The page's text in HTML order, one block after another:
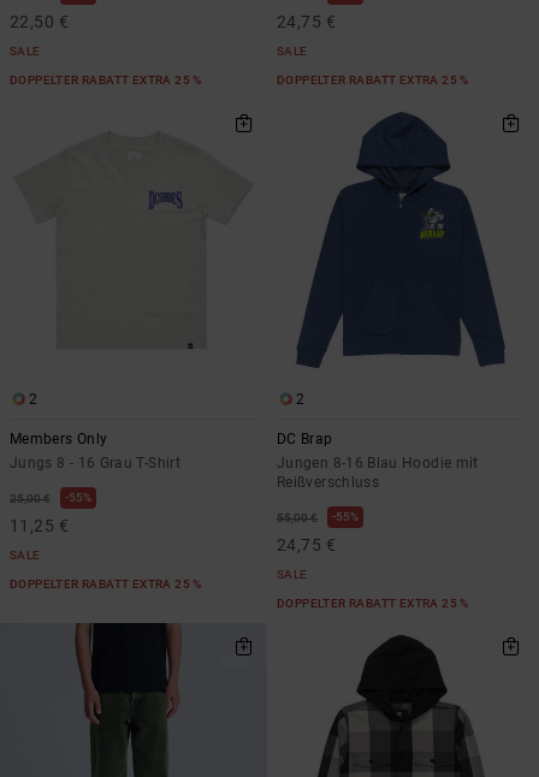
22,50 €
SALE
DOPPELTER RABATT EXTRA 25 %
24,75 €
SALE
DOPPELTER RABATT EXTRA 25 %
2
Members Only
Jungs 8 - 16 Grau T-Shirt
25,00 € 55%
11,25 €
SALE
DOPPELTER RABATT EXTRA 25 %
2
DC Brap
Jungen 8-16 Blau Hoodie mit
Reißverschluss
55,00 € 55%
24,75 €
SALE
DOPPELTER RABATT EXTRA 25 %